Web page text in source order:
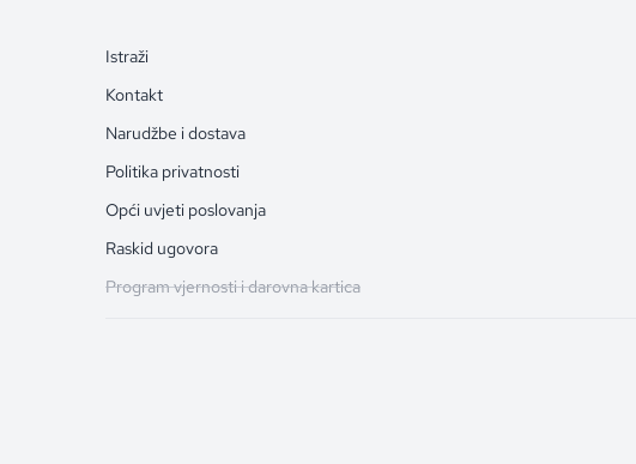
Istraži
Kontakt
Narudžbe i dostava
Politika privatnosti
Opći uvjeti poslovanja
Raskid ugovora
Program vjernosti i darovna kartica